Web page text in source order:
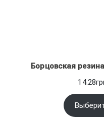
Борцовская
14.28